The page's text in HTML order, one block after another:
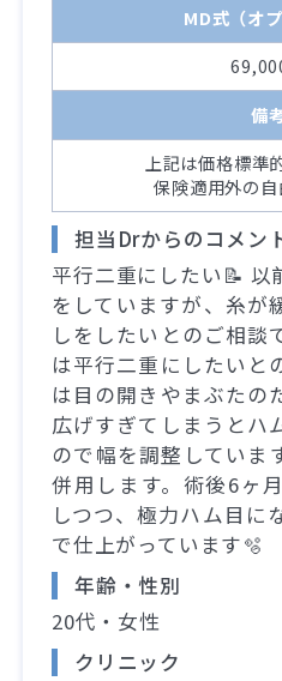
MD式（オプ
備
上記は価格標準
保険適用外の自
担当Drからのコメン
平行二重にしたい📝 以
をしていますが、糸が
しをしたいとのご相談
は平行二重にしたいと
は目の開きやまぶたの
広げすぎてしまうとハ
ので幅を調整していま
併用します。術後6ヶ
しつつ、極力ハム目に
で仕上がっています🫧
年齢・性別
20代・女性
クリニック